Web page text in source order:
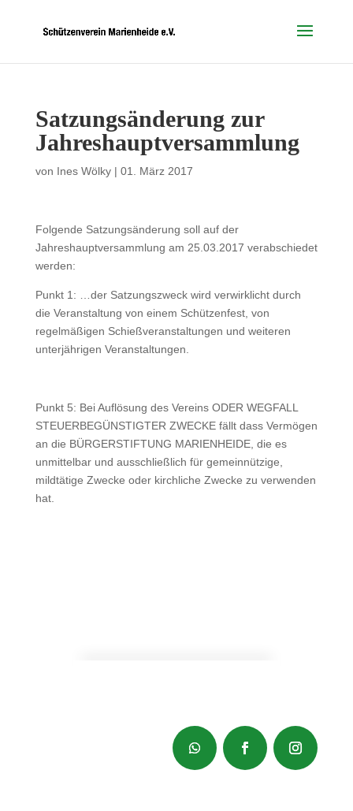
Satzungsänderung zur
Jahreshauptversammlung
von Ines Wölky| 01. März 2017
Folgende Satzungsänderung soll auf der
Jahreshauptversammlung am 25.03.2017 verabschiedet
werden:
Punkt 1: …der Satzungszweck wird verwirklicht durch
die Veranstaltung von einem Schützenfest, von
regelmäßigen Schießveranstaltungen und weiteren
unterjährigen Veranstaltungen.
Punkt 5: Bei Auflösung des Vereins ODER WEGFALL
STEUERBEGÜNSTIGTER ZWECKE fällt dass Vermögen
an die BÜRGERSTIFTUNG MARIENHEIDE, die es
unmittelbar und ausschließlich für gemeinnützige,
mildtätige Zwecke oder kirchliche Zwecke zu verwenden
hat.